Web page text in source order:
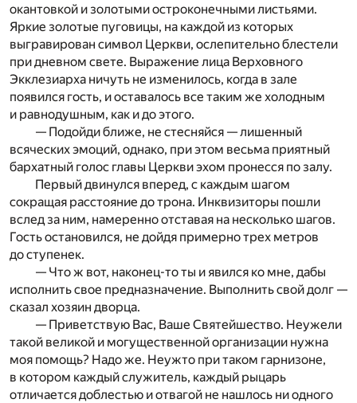
окантовкой и золотыми остроконечными листьями.
Яркие золотые пуговицы, на каждой из которых
выгравирован символ Церкви, ослепительно блестели
при дневном свете. Выражение лица Верховного
Экклезиарха ничуть не изменилось, когда в зале
появился гость, и оставалось все таким же холодным
и равнодушным, как и до этого.
— Подойди ближе, не стесняйся — лишенный
всяческих эмоций, однако, при этом весьма приятный
бархатный голос главы Церкви эхом пронесся по залу.
Первый двинулся вперед, с каждым шагом
сокращая расстояние до трона. Инквизиторы пошли
вслед за ним, намеренно отставая на несколько шагов.
Гость остановился, не дойдя примерно трех метров
до ступенек.
— Что ж вот, наконец-то ты и явился ко мне, дабы
исполнить свое предназначение. Выполнить свой долг —
сказал хозяин дворца.
— Приветствую Вас, Ваше Святейшество. Неужели
такой великой и могущественной организации нужна
моя помощь? Надо же. Неужто при таком гарнизоне,
в котором каждый служитель, каждый рыцарь
отличается доблестью и отвагой не нашлось ни одного